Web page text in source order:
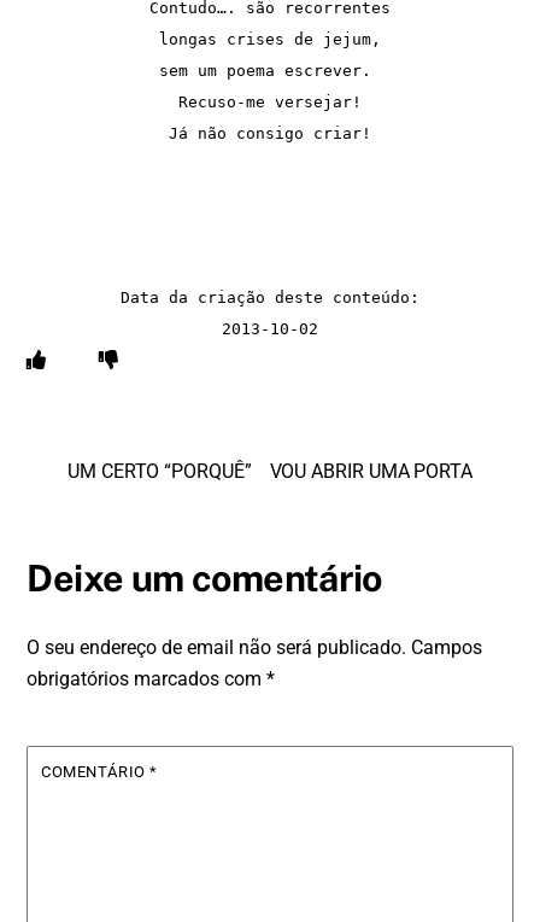
Contudo…. são recorrentes
longas crises de jejum,
sem um poema escrever.
Recuso-me versejar!
Já não consigo criar!
Data da criação deste conteúdo:
2013-10-02
UM CERTO “PORQUÊ” VOU ABRIR UMA PORTA
Deixe um comentário
O seu endereço de email não será publicado. Campos
obrigatórios marcados com*
COMENTÁRIO*